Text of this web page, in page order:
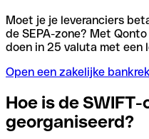
Moet je je leveranciers
de SEPA-zone? Met
doen in 25 valuta met een
Open een zakelijke
Hoe is de
georganiseerd?